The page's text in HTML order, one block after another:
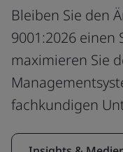
Bleiben Sie den
9001:2026 einen
maximieren Sie
fachkundigen